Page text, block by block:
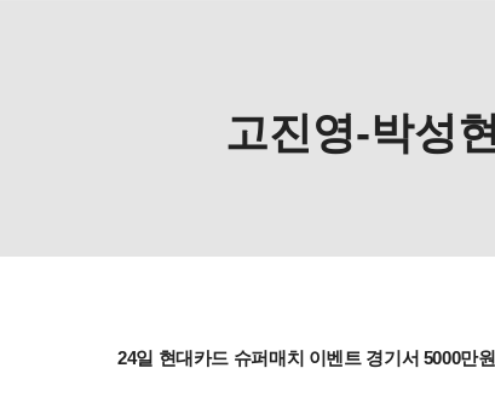
고진영-박성
24일 현대카드 슈퍼매치 이벤트 경기서 5000만